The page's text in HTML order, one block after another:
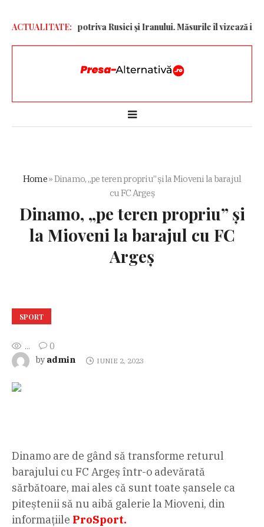
ACTUALITATE:
sancțiuni împotriva Rusiei și Iranului. Măsurile îl vizează inclusiv
Home»Dinamo, „pe teren propriu” și la Mioveni la barajul
cu FC Argeș
Dinamo, „pe teren propriu” și
la Mioveni la barajul cu FC
Argeș
SPORT
...
0
by admin IUNIE 2, 2023
Dinamo are de gând să transforme returul
barajului cu FC Argeș într-o adevărată
sărbătoare, mai ales că sunt toate șansele ca
piteștenii să nu aibă galerie la Mioveni, din
informațiile ProSport.